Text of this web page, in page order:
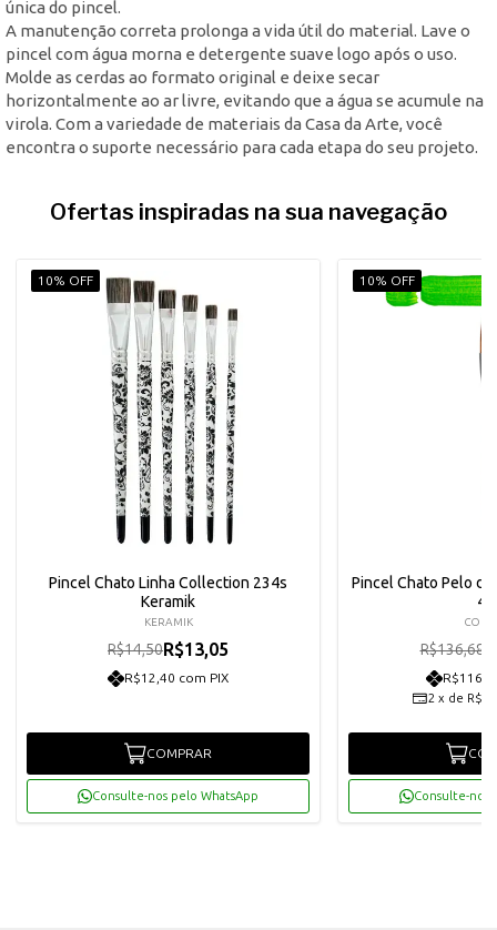
única do pincel.
A manutenção correta prolonga a vida útil do material. Lave o
pincel com água morna e detergente suave logo após o uso.
Molde as cerdas ao formato original e deixe secar
horizontalmente ao ar livre, evitando que a água se acumule na
virola. Com a variedade de materiais da Casa da Arte, você
encontra o suporte necessário para cada etapa do seu projeto.
Ofertas inspiradas na sua navegação
10% OFF
Pincel Chato Linha Collection 234s
Keramik
KERAMIK
R$14,50R$13,05
R$12,40 com PIX
COMPRAR
Consulte-nos pelo WhatsApp
10% OFF
Pincel Chato Pelo
R$136,68
2 x de
Consulte-nos